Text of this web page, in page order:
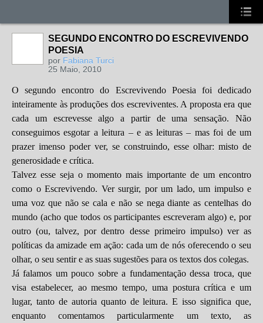
SEGUNDO ENCONTRO DO ESCREVIVENDO
POESIA
por Fabiana Turci
25 Maio, 2010
O segundo encontro do Escrevivendo Poesia foi dedicado
inteiramente às produções dos escreviventes. A proposta era que
cada um escrevesse algo a partir de uma sensação. Não
conseguimos esgotar a leitura – e as leituras – mas foi de um
prazer imenso poder ver, se construindo, esse olhar: misto de
generosidade e crítica.
Talvez esse seja o momento mais importante de um encontro
como o Escrevivendo. Ver surgir, por um lado, um impulso e
uma voz que não se cala e não se nega diante as centelhas do
mundo (acho que todos os participantes escreveram algo) e, por
outro (ou, talvez, por dentro desse primeiro impulso) ver as
políticas da amizade em ação: cada um de nós oferecendo o seu
olhar, o seu sentir e as suas sugestões para os textos dos colegas.
Já falamos um pouco sobre a fundamentação dessa troca, que
visa estabelecer, ao mesmo tempo, uma postura crítica e um
lugar, tanto de autoria quanto de leitura. E isso significa que,
enquanto comentamos particularmente um texto, as